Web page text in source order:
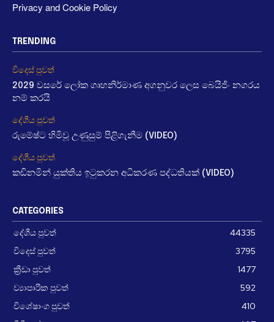
Privacy and Cookie Policy
TRENDING
විදෙස් පුවත්
2029 වසරේ ලෝක ගෘහනිර්මාණ අගනුවර ලෙස බෙයිජිං නගරය
නම් කරයි
දේශීය පුවත්
රුමේෂ්ට හිමිවූ උණුසුම් පිළිගැනීම (VIDEO)
දේශීය පුවත්
කඩිනමින් යුක්තිය ඉටුකරන අධිකරණ පද්ධතියක් (VIDEO)
CATEGORIES
දේශීය පුවත්
44335
විදෙස් පුවත්
3795
ක්‍රීඩා පුවත්
1477
ව්‍යාපාරික පුවත්
592
විශේෂාංග පුවත්
410